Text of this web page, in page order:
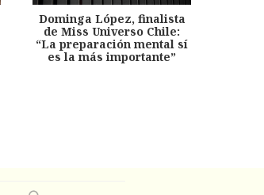
Dominga López, finalista
de Miss Universo Chile:
“La preparación mental sí
es la más importante”